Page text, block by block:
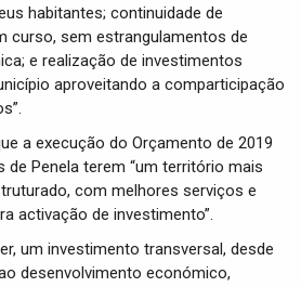
habitantes; continuidade de
curso, sem estrangulamentos de
e realização de investimentos
aproveitando a comparticipação
a execução do Orçamento de 2019
de Penela terem “um território mais
com melhores serviços e
activação de investimento”.
um investimento transversal, desde
desenvolvimento económico,